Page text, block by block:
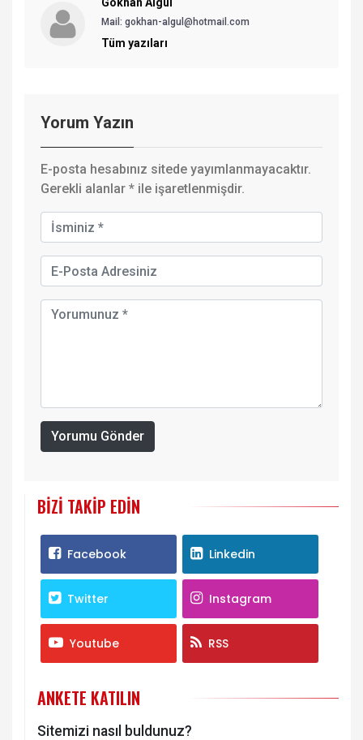
Gökhan Algül
Mail: gokhan-algul@hotmail.com
Tüm yazıları
Yorum Yazın
E-posta hesabınız sitede yayımlanmayacaktır.
Gerekli alanlar * ile işaretlenmişdir.
Yorumu Gönder
BIZI TAKIP EDIN
Facebook Linkedin
Twitter Instagram
Youtube RSS
ANKETE KATILIN
Sitemizi nasıl buldunuz?